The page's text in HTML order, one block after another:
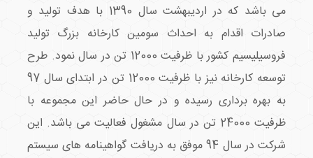
می باشد که در ارديبهشت سال 1390 با هدف تولید و
صادرات اقدام به احداث سومین کارخانه بزرگ تولید
فروسیلیسیم کشور با ظرفیت 12000 تن در سال نمود. طرح
توسعه كارخانه نيز با ظرفيت 12000 تن در ابتدای سال 97
به بهره برداری رسیده و در حال حاضر این مجموعه با
ظرفیت 24000 تن در سال مشغول فعالیت می باشد. این
شرکت در سال 94 موفق به دریافت گواهینامه های سیستم